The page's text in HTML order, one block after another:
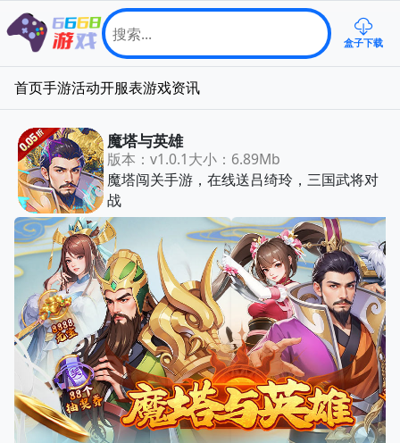
盒子下载
首页手游活动开服表游戏资讯
魔塔与英雄
版本：v1.0.1大小：6.89Mb
魔塔闯关手游，在线送吕绮玲，三国武将对
战